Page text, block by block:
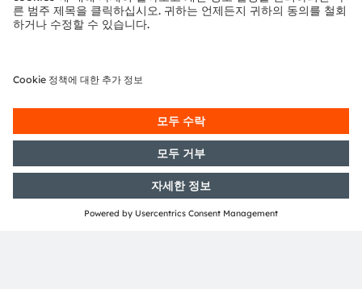
언론 문의처
전화:+89 6213-0
이메일:press@ams-osram.com
ams-osram.com